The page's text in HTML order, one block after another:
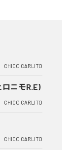
CHICO CARLITO
ニモR.E)
CHICO CARLITO
CHICO CARLITO